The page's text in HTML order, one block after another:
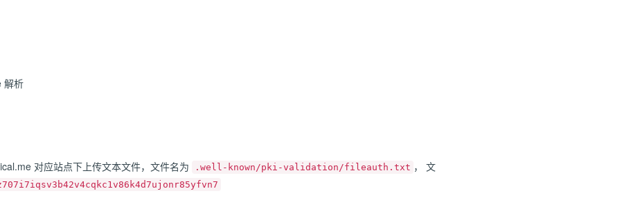
解析
对应站点下上传文本文件，文件名为 .well-known/pki-validation/fileauth.txt ， 文